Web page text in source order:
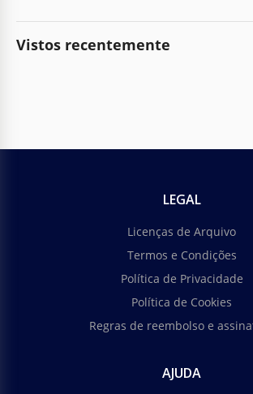
Vistos recentemente
LEGAL
Licenças de Arquivo
Termos e Condições
Política de Privacidade
Política de Cookies
Regras de reembolso e
AJUDA